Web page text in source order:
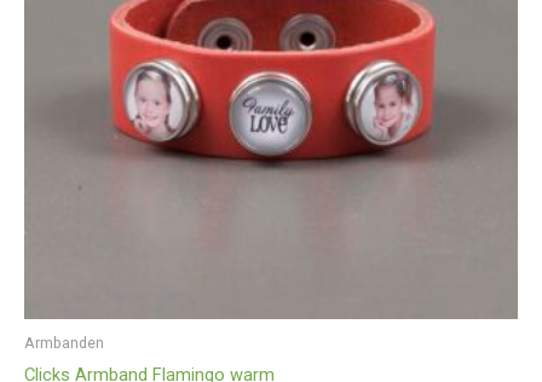
Armbanden
Clicks Armband Flamingo warm